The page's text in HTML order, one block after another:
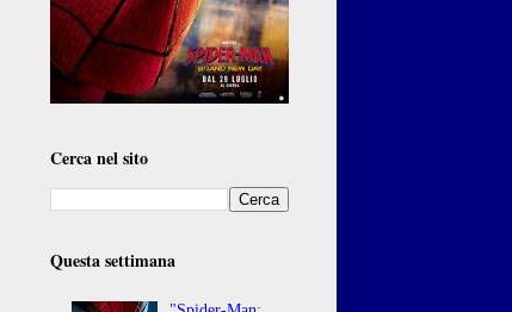
Cerca nel sito
Questa settimana